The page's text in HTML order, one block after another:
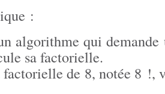
:
algorithme qui
sa factorielle.
de 8, notée 8 !,